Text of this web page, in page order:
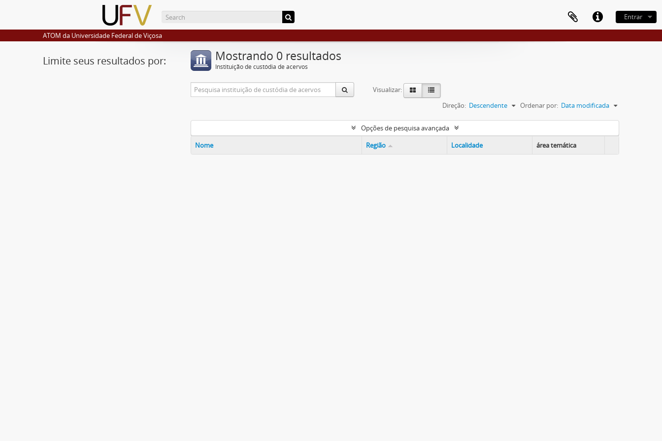
Entrar
ATOM da Universidade Federal de Viçosa
Limite seus resultados por: Mostrando 0 resultados
Instituição de custódia de acervos
Visualizar:
Ordenar por: Data modificada
Direção: Descendente
Opções de pesquisa avançada
Nome
Região Localidade área temática